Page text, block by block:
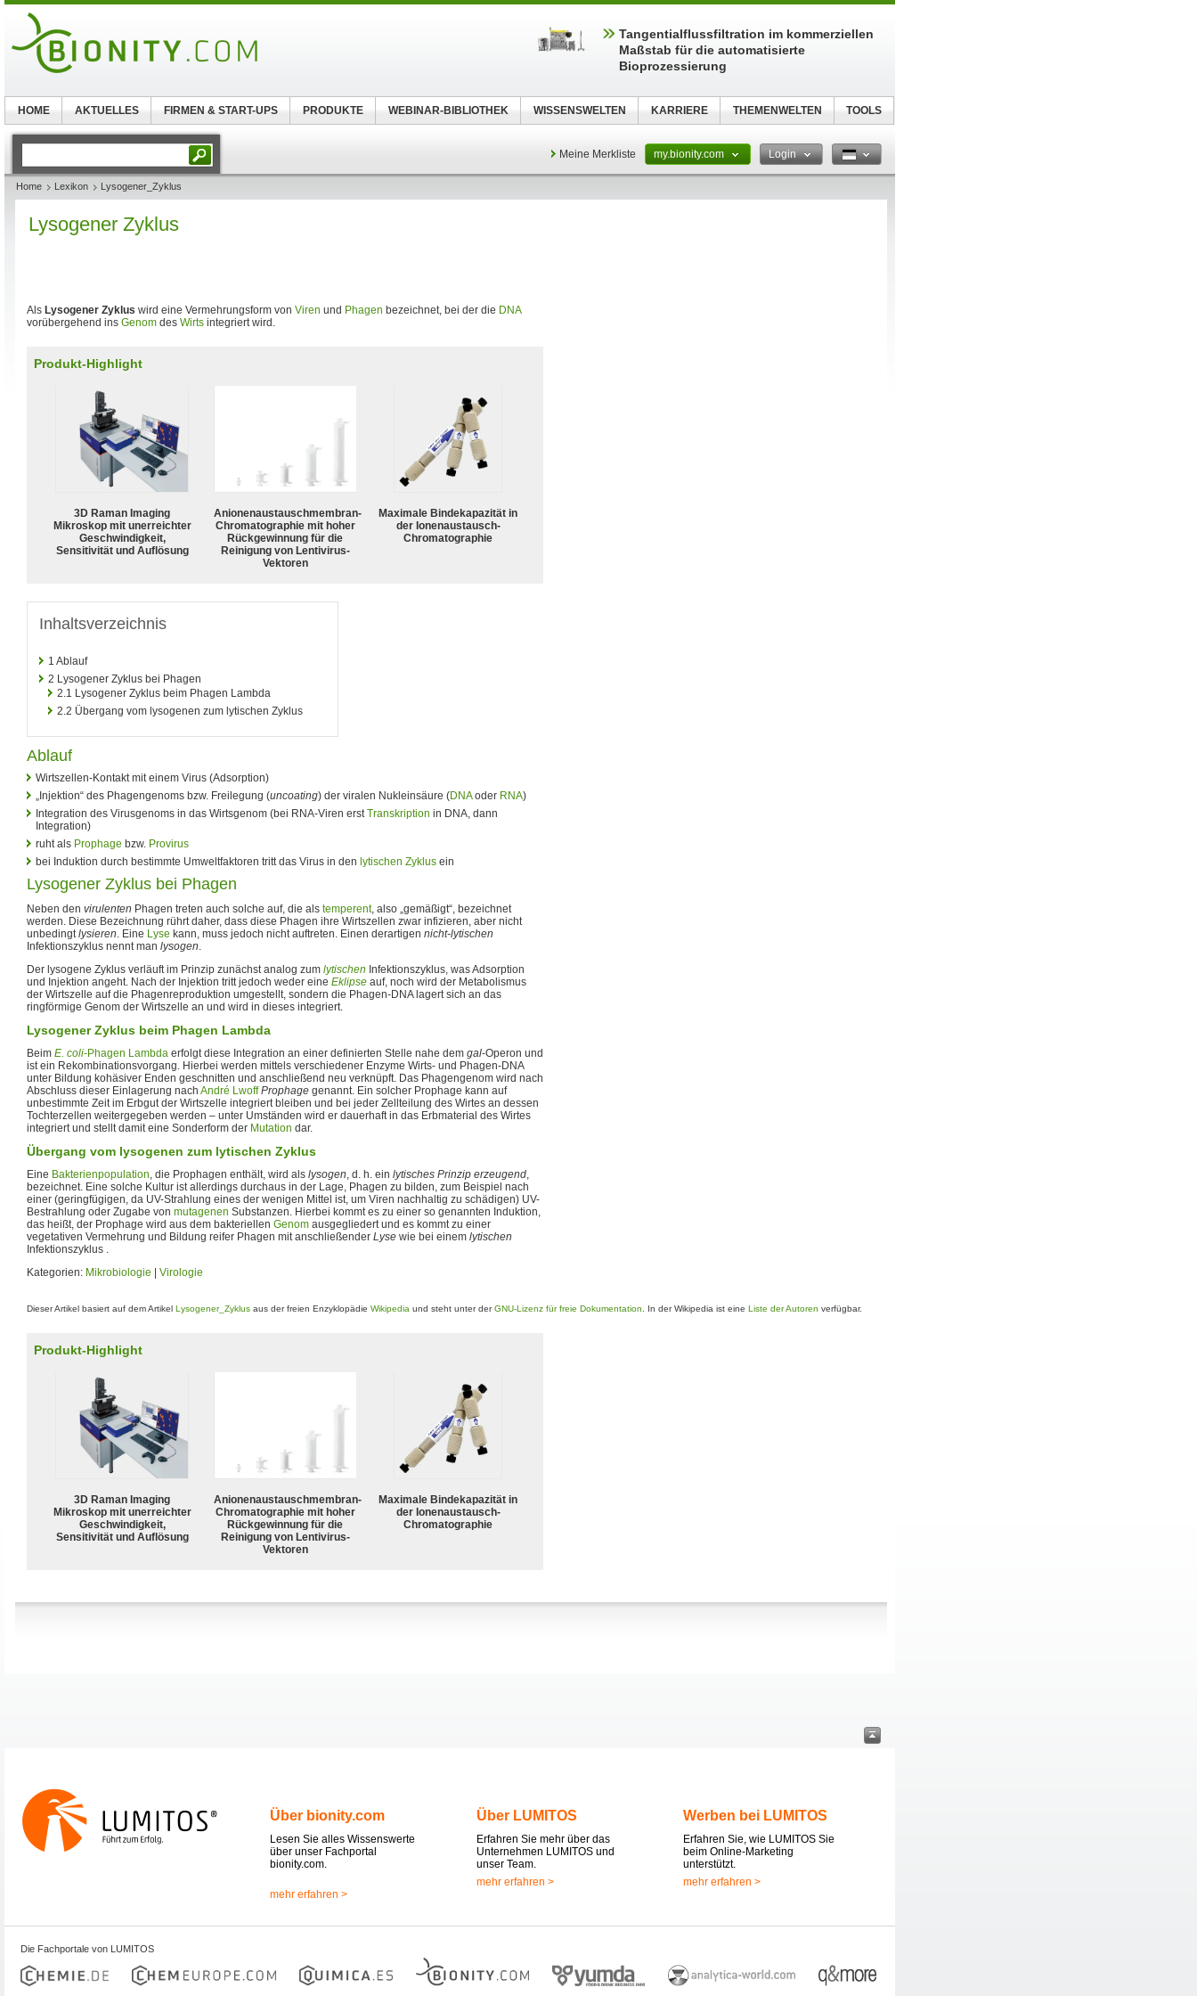
Meine Merkliste my.bionity.com Login
Home Lexikon Lysogener_Zyklus
Lysogener Zyklus
Als Lysogener Zyklus wird eine Vermehrungsform von Viren und Phagen bezeichnet, bei der die DNA
vorübergehend ins Genom des Wirts integriert wird.
Produkt-Highlight
3D Raman Imaging
Mikroskop mit unerreichter
Geschwindigkeit,
Sensitivität und Auflösung
Anionenaustauschmembran-
Chromatographie mit hoher
Rückgewinnung für die
Reinigung von Lentivirus-
Vektoren
Maximale Bindekapazität in
der Ionenaustausch-
Chromatographie
Inhaltsverzeichnis
1 Ablauf
2 Lysogener Zyklus bei Phagen
2.1 Lysogener Zyklus beim Phagen Lambda
2.2 Übergang vom lysogenen zum lytischen Zyklus
Ablauf
Wirtszellen-Kontakt mit einem Virus (Adsorption)
„Injektion“ des Phagengenoms bzw. Freilegung (uncoating) der viralen Nukleinsäure (DNAoder RNA)
Integration des Virusgenoms in das Wirtsgenom (bei RNA-Viren erstTranskription in DNA, dann
Integration)
ruht als Prophage bzw. Provirus
bei Induktion durch bestimmte Umweltfaktoren tritt das Virus in den lytischen Zyklus ein
Lysogener Zyklus bei Phagen
Neben den virulenten Phagen treten auch solche auf, die als temperent, also „gemäßigt“, bezeichnet
werden. Diese Bezeichnung rührt daher, dass diese Phagen ihre Wirtszellen zwar infizieren, aber nicht
unbedingtlysieren. Eine Lyse kann, muss jedoch nicht auftreten. Einen derartigen nicht-lytischen
Infektionszyklus nennt man lysogen.
Der lysogene Zyklus verläuft im Prinzip zunächst analog zum lytischen Infektionszyklus, was Adsorption
und Injektion angeht. Nach der Injektion tritt jedoch weder eine Eklipse auf, noch wird der Metabolismus
der Wirtszelle auf die Phagenreproduktion umgestellt, sondern die Phagen-DNA lagert sich an das
ringförmige Genom der Wirtszelle an und wird in dieses integriert.
Lysogener Zyklus beim Phagen Lambda
Beim E. coli-Phagen Lambda erfolgt diese Integration an einer definierten Stelle nahe dem gal-Operon und
ist ein Rekombinationsvorgang. Hierbei werden mittels verschiedener Enzyme Wirts- und Phagen-DNA
unter Bildung kohäsiver Enden geschnitten und anschließend neu verknüpft. Das Phagengenom wird nach
Abschluss dieser Einlagerung nach André Lwoff Prophage genannt. Ein solcher Prophage kann auf
unbestimmte Zeit im Erbgut der Wirtszelle integriert bleiben und bei jeder Zellteilung des Wirtes an dessen
Tochterzellen weitergegeben werden – unter Umständen wird er dauerhaft in das Erbmaterial des Wirtes
integriert und stellt damit eine Sonderform der Mutation dar.
Übergang vom lysogenen zum lytischen Zyklus
Eine Bakterienpopulation, die Prophagen enthält, wird als lysogen, d. h. ein lytisches Prinzip erzeugend,
bezeichnet. Eine solche Kultur ist allerdings durchaus in der Lage, Phagen zu bilden, zum Beispiel nach
einer (geringfügigen, da UV-Strahlung eines der wenigen Mittel ist, um Viren nachhaltig zu schädigen) UV-
Bestrahlung oder Zugabe von mutagenen Substanzen. Hierbei kommt es zu einer so genannten Induktion,
das heißt, der Prophage wird aus dem bakteriellen Genom ausgegliedert und es kommt zu einer
vegetativen Vermehrung und Bildung reifer Phagen mit anschließender Lyse wie bei einem lytischen
Infektionszyklus .
Kategorien: Mikrobiologie Virologie
Dieser Artikel basiert auf dem Artikel Lysogener_Zyklus aus der freien Enzyklopädie Wikipedia und steht unter derGNU-Lizenz für freie Dokumentation . In der Wikipedia ist eine Liste der Autoren verfügbar.
Produkt-Highlight
3D Raman Imaging
Mikroskop mit unerreichter
Geschwindigkeit,
Sensitivität und Auflösung
Anionenaustauschmembran-
Chromatographie mit hoher
Rückgewinnung für die
Reinigung von Lentivirus-
Vektoren
Maximale Bindekapazität in
der Ionenaustausch-
Chromatographie
Über bionity.com
Lesen Sie alles Wissenswerte
über unser Fachportal
bionity.com.
mehr erfahren >
Über LUMITOS
Erfahren Sie mehr über das
Unternehmen LUMITOS und
unser Team.
mehr erfahren >
Werben bei LUMITOS
Erfahren Sie, wie LUMITOS Sie
beim Online-Marketing
unterstützt.
mehr erfahren >
Die Fachportale von LUMITOS
Tangentialflussfiltration im kommerziellen
Maßstab für die automatisierte
Bioprozessierung
HOME AKTUELLES FIRMEN & START-UPS PRODUKTE WEBINAR-BIBLIOTHEK WISSENSWELTEN KARRIERE THEMENWELTEN TOOLS